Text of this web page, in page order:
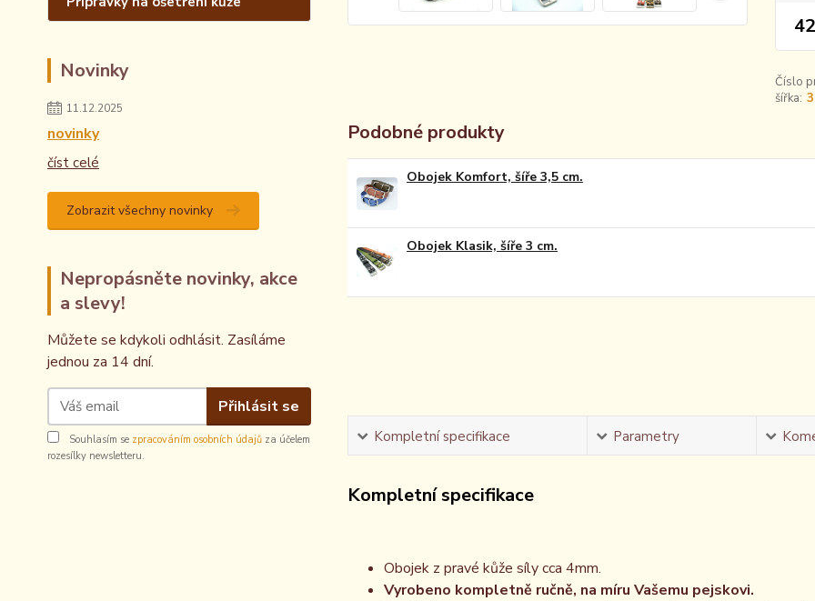
Novinky
11.12.2025
novinky
číst celé
Zobrazit všechny novinky
Nepropásněte novinky, akce
a slevy!
Můžete se kdykoli odhlásit. Zasíláme
jednou za 14 dní.
Přihlásit se
Souhlasím se zpracováním osobních údajů za účelem
rozesílky newsletteru.
Číslo
šířka:
Podobné produkty
Obojek Komfort, šíře 3,5 cm.
Obojek Klasik, šíře 3 cm.
Kompletní specifikace Parametry
Kompletní specifikace
Obojek z pravé kůže síly cca 4mm.
Vyrobeno kompletně ručně, na míru Vašemu pejskovi.